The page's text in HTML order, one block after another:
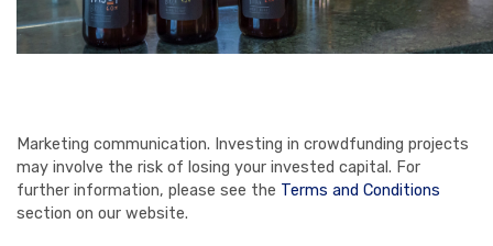
Marketing communication. Investing in crowdfunding projects
may involve the risk of losing your invested capital. For
further information, please see the Terms and Conditions
section on our website.